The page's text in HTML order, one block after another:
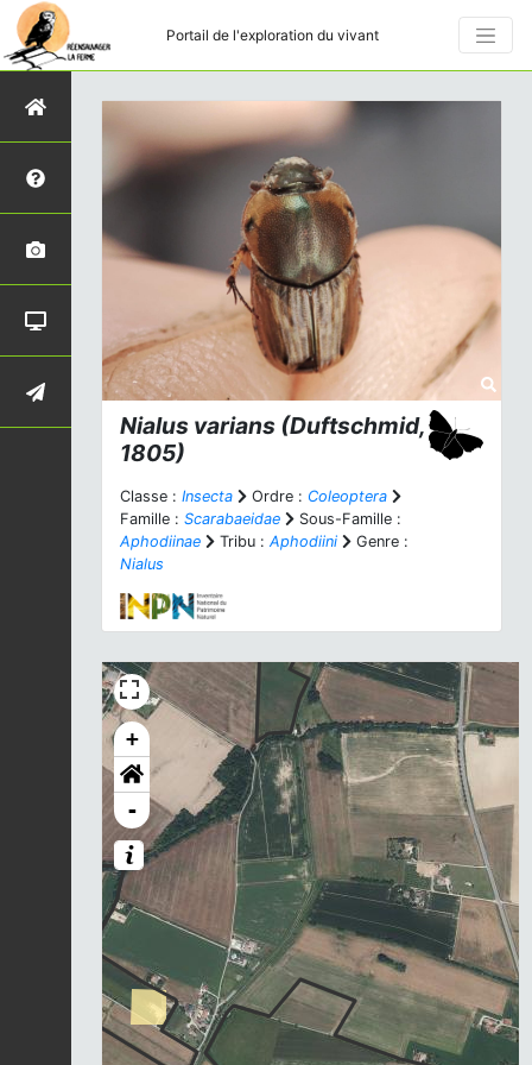
Portail de l'exploration du vivant
Nialus varians (Duftschmid,
1805)
Classe : Insecta Ordre : Coleoptera
Famille : Scarabaeidae
Sous-Famille :
Aphodiinae
Tribu : Aphodiini
Genre :
Nialus
+
-